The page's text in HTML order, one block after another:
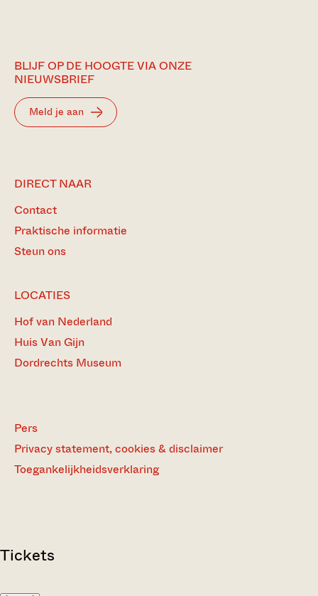
BLIJF OP DE HOOGTE VIA ONZE
NIEUWSBRIEF
Meld je aan
DIRECT NAAR
Contact
Praktische informatie
Steun ons
LOCATIES
Hof van Nederland
Huis Van Gijn
Dordrechts Museum
Pers
Privacy statement, cookies & disclaimer
Toegankelijkheidsverklaring
Tickets